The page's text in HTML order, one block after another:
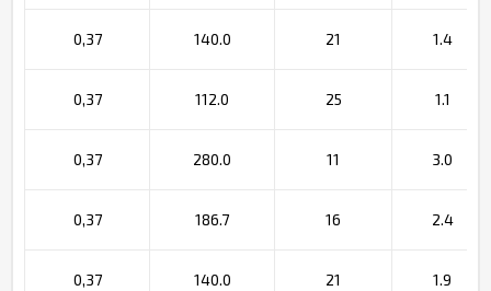
0,37 140.0 21 1.4
0,37 112.0 25 1.1
0,37 280.0 11 3.0
0,37 186.7 16 2.4
0,37 140.0 21 1.9